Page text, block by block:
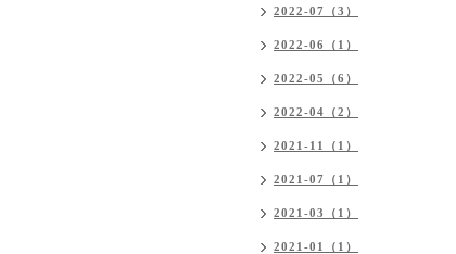
2022-07（3）
2022-06（1）
2022-05（6）
2022-04（2）
2021-11（1）
2021-07（1）
2021-03（1）
2021-01（1）